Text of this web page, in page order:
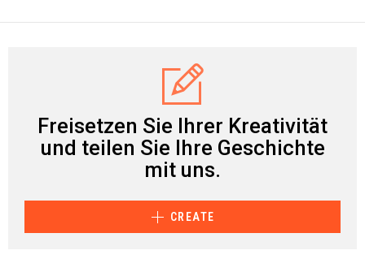
Freisetzen Sie Ihrer Kreativität
und teilen Sie Ihre Geschichte
mit uns.
CREATE